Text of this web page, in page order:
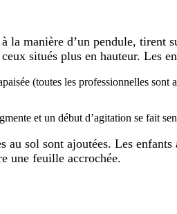
la manière d’un pendule,
situés plus en hauteur. Les
(toutes les professionnelles
et un début d’agitation se fait
sol sont ajoutées. Les
une feuille accrochée.